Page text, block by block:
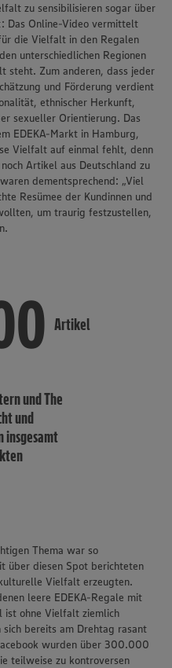
zu sensibilisieren sogar über
Das Online-Video vermittelt
die Vielfalt in den Regalen
unterschiedlichen Regionen
steht. Zum anderen, dass jeder
und Förderung verdient
ethnischer Herkunft,
sexueller Orientierung. Das
EDEKA-Markt in Hamburg,
Vielfalt auf einmal fehlt, denn
Artikel aus Deutschland zu
dementsprechend: „Viel
Resümee der Kundinnen und
um traurig festzustellen,
Thema war so
über diesen Spot berichteten
Vielfalt erzeugten.
leere EDEKA-Regale mit
ist ohne Vielfalt ziemlich
bereits am Drehtag rasant
wurden über 300.000
teilweise zu kontroversen
Artikel
und The
und
insgesamt